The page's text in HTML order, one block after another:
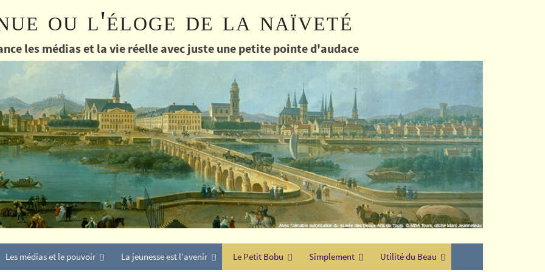
ou l'éloge de la naïveté
les médias et la vie réelle avec juste une petite pointe d'audace
Les médias et le pouvoir La jeunesse est l’avenir Le Petit Bobu Simplement Utilité du Beau